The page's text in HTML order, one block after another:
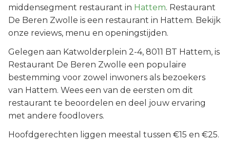
middensegment restaurant in Hattem. Restaurant
De Beren Zwolle is een restaurant in Hattem. Bekijk
onze reviews, menu en openingstijden.
Gelegen aan Katwolderplein 2-4, 8011 BT Hattem, is
Restaurant De Beren Zwolle een populaire
bestemming voor zowel inwoners als bezoekers
van Hattem. Wees een van de eersten om dit
restaurant te beoordelen en deel jouw ervaring
met andere foodlovers.
Hoofdgerechten liggen meestal tussen €15 en €25.